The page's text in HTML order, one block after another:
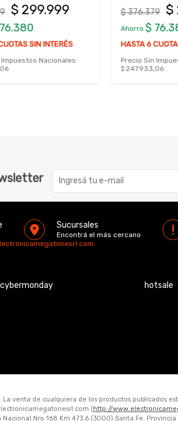
INTERÉS
Nacionales:
$ 376.379 $
$ 76.380
HASTA 6 CUOTAS SIN
Precio Sin Impuestos
$ 247.933,06
Sucursales
Encontrá el más cercano
cybermonday hotsale
venta de cualquiera de los productos publicados
(http://
Nro 168 Km 473.6 (3000) Santa Fe. Provincia